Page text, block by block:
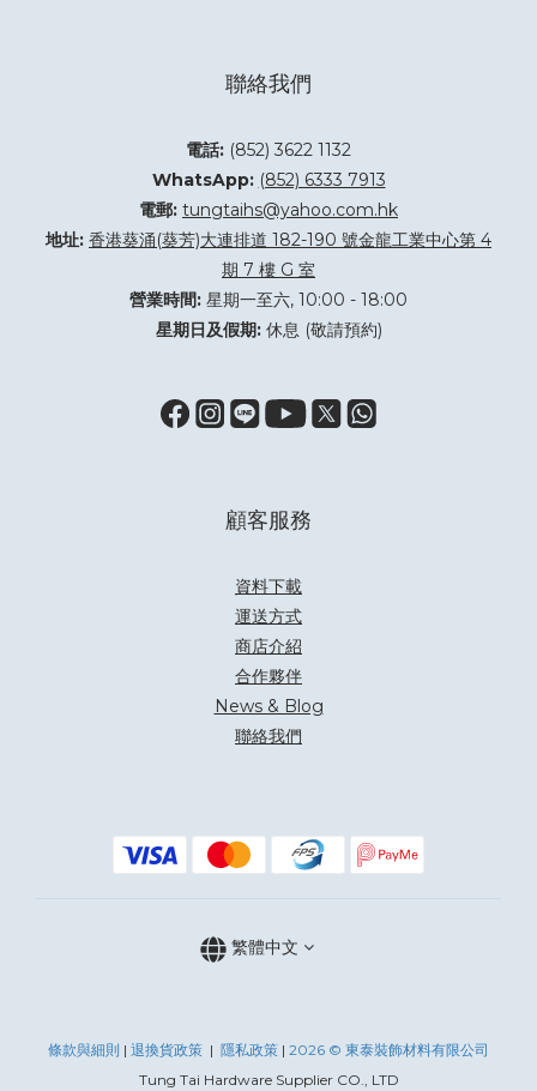
聯絡我們
電話: (852) 3622 1132
WhatsApp: (852) 6333 7913
電郵: tungtaihs@yahoo.com.hk
地址: 香港葵涌(葵芳)大連排道 182-190 號金龍工業中心第 4
期 7 樓 G 室
營業時間: 星期一至六, 10:00 - 18:00
星期日及假期:休息 (敬請預約)
顧客服務
資料下載
運送方式
商店介紹
合作夥伴
News & Blog
聯絡我們
繁體中文
條款與細則 | 退換貨政策 | 隱私政策 | 2026 © 東泰裝飾材料有限公司
Tung Tai Hardware Supplier CO., LTD